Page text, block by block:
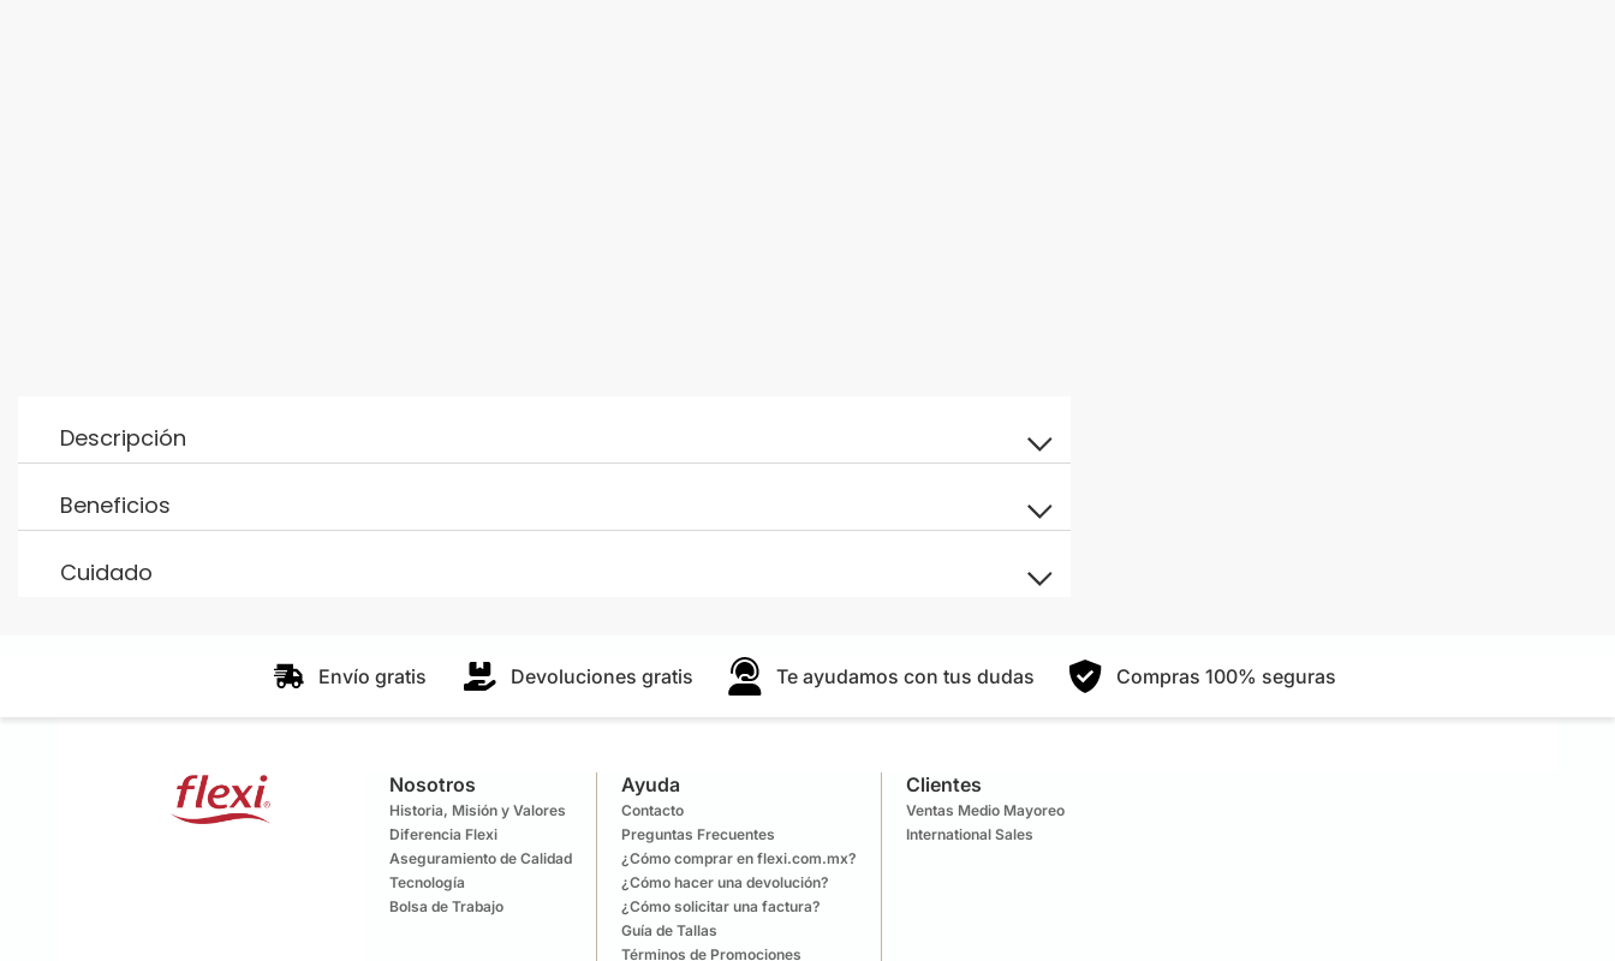
Descripción
Beneficios
Cuidado
Envío gratis Devoluciones gratis Te ayudamos con tus dudas Compras 100% seguras
Nosotros
Historia, Misión y Valores
Diferencia Flexi
Aseguramiento de Calidad
Tecnología
Bolsa de Trabajo
Ayuda
Contacto
Preguntas Frecuentes
¿Cómo comprar en flexi.com.mx?
¿Cómo hacer una devolución?
¿Cómo solicitar una factura?
Guía de Tallas
Términos de Promociones
Clientes
Ventas Medio Mayoreo
International Sales